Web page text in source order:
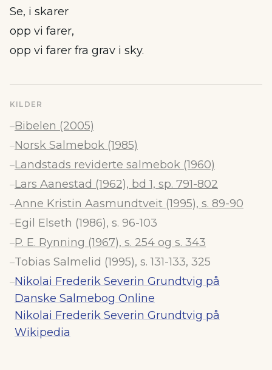
Se, i skarer
opp vi farer,
opp vi farer fra grav i sky.
KILDER
–Bibelen (2005)
–Norsk Salmebok (1985)
–Landstads reviderte salmebok (1960)
–Lars Aanestad (1962), bd 1, sp. 791-802
–Anne Kristin Aasmundtveit (1995), s. 89-90
–Egil Elseth (1986), s. 96-103
–P. E. Rynning (1967), s. 254 og s. 343
–Tobias Salmelid (1995), s. 131-133, 325
–Nikolai Frederik Severin Grundtvig på
Danske Salmebog Online
Nikolai Frederik Severin Grundtvig på
Wikipedia